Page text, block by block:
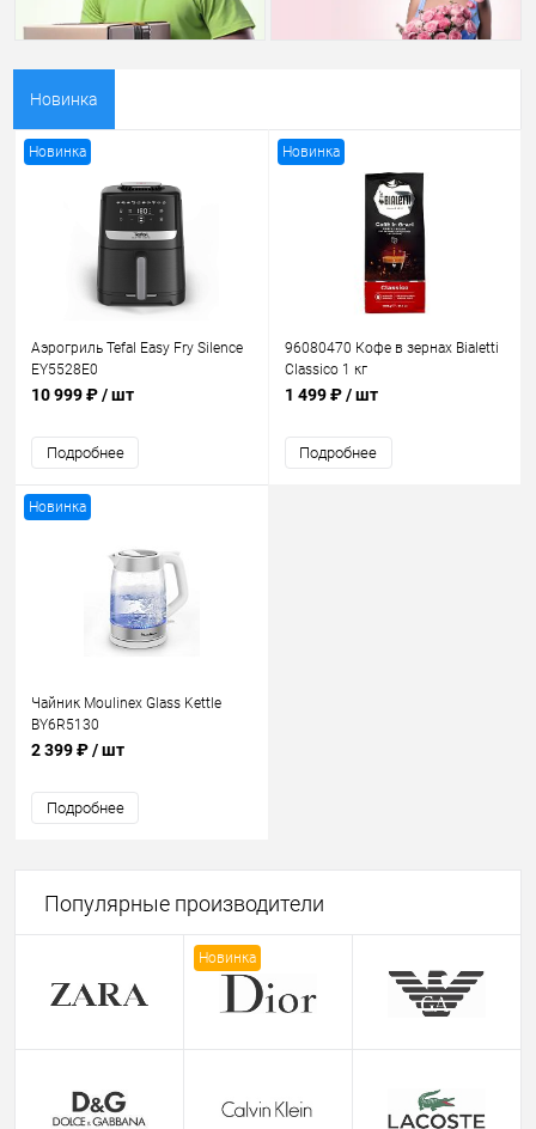
Новинка
Новинка
Аэрогриль Tefal Easy Fry Silence
EY5528E0
10 999 ₽/ шт
Подробнее
Новинка
96080470 Кофе в зернах Bialetti
Classico 1 кг
1 499 ₽/ шт
Подробнее
Новинка
Чайник Moulinex Glass Kettle
BY6R5130
2 399 ₽/ шт
Подробнее
Популярные производители
Новинка